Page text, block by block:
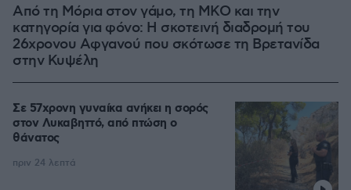
Από τη Μόρια στον γάμο, τη ΜΚΟ και την
κατηγορία για φόνο: Η σκοτεινή διαδρομή του
26χρονου Αφγανού που σκότωσε τη Βρετανίδα
στην Κυψέλη
Σε 57χρονη γυναίκα ανήκει η σορός
στον Λυκαβηττό, από πτώση ο
θάνατος
πριν 24 λεπτά